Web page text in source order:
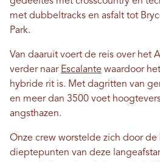
met dubbeltracks en asfalt tot
Park.
Van daaruit voert de reis over het
verder naar Escalante waardoor
hybride rit is. Met dagritten van
en meer dan 3500 voet
angsthazen.
Onze crew worstelde zich door de
dieptepunten van deze